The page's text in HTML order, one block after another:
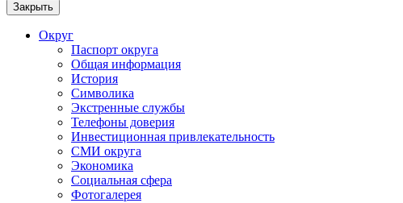
Закрыть
Округ
Паспорт округа
Общая информация
История
Символика
Экстренные службы
Телефоны доверия
Инвестиционная привлекательность
СМИ округа
Экономика
Социальная сфера
Фотогалерея